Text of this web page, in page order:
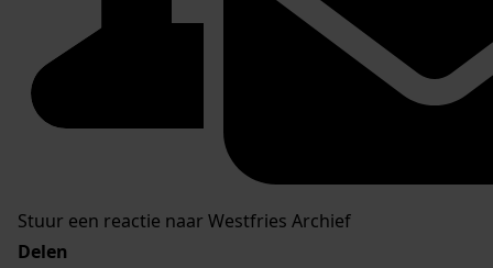
Stuur een reactie naar Westfries Archief
Delen